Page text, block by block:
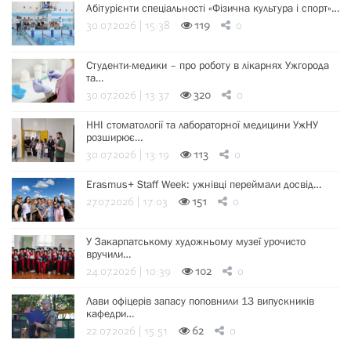
Абітурієнти спеціальності «Фізична культура і спорт»…
30.07.2026 | 15:38 119 0
Студенти-медики – про роботу в лікарнях Ужгорода
та…
30.07.2026 | 13:37 320 0
ННІ стоматології та лабораторної медицини УжНУ
розширює…
30.07.2026 | 13:19 113 0
Erasmus+ Staff Week: ужнівці переймали досвід…
27.07.2026 | 17:03 151 0
У Закарпатському художньому музеї урочисто
вручили…
24.07.2026 | 10:39 102 0
Лави офіцерів запасу поповнили 13 випускників
кафедри…
22.07.2026 | 15:51 62 0